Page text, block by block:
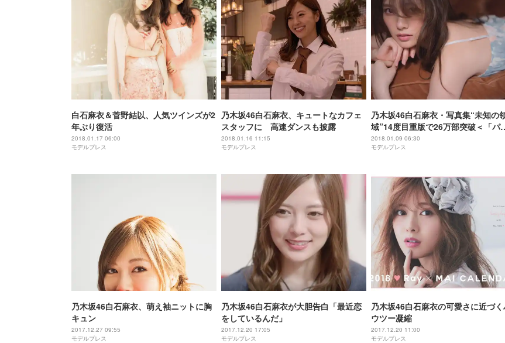
白石麻衣＆菅野結以、人気ツインズが2
年ぶり復活
2018.01.17 06:00
モデルプレス
乃木坂46白石麻衣、キュートなカフェ
スタッフに 高速ダンスも披露
2018.01.16 11:15
モデルプレス
乃木坂46白石麻衣・写真集“未知の
域”14度目重版で26万部突破＜「パ
ポート」本編未収録＆WEB初公開カ
トあり＞
2018.01.09 06:30
モデルプレス
乃木坂46白石麻衣、萌え袖ニットに胸
キュン
2017.12.27 09:55
モデルプレス
乃木坂46白石麻衣が大胆告白「最近恋
をしているんだ」
2017.12.20 17:05
モデルプレス
乃木坂46白石麻衣の可愛さに近づ
ウツー凝縮
2017.12.20 11:00
モデルプレス